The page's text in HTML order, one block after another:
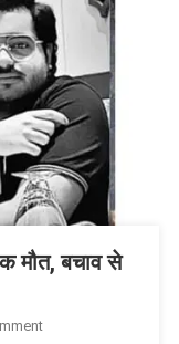
मौत, बचाव से
On